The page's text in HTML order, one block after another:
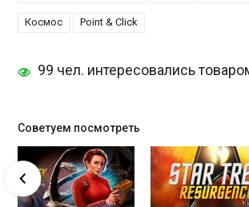
Космос Point & Click
99 чел. интересовались
Советуем посмотреть